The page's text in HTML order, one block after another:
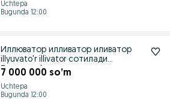
Uchtepa
Bugunda 12:00
Иллюватор илливатор иливатор
illyuvato'r illivator сотилади
Тошкенда!
7 000 000 so’m
Uchtepa
Bugunda 12:00